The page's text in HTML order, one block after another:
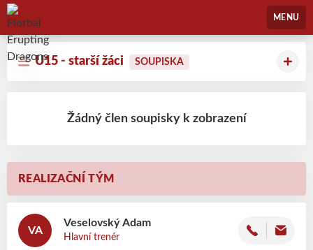
Florbal Erupting Dragons
MENU
U15 - starší žáci SOUPISKA
REALIZAČNÍ TÝM
VA
Adam
Veselovský
Hlavní trenér
Žádný člen soupisky k zobrazení